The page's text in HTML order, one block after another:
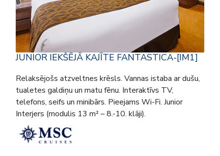
JUNIOR IEKŠĒJĀ KAJĪTE FANTASTICA-[IM1]
Relaksējošs atzveltnes krēsls. Vannas istaba ar dušu,
tualetes galdiņu un matu fēnu. Interaktīvs TV,
telefons, seifs un minibārs. Pieejams Wi-Fi. Junior
Interjers (modulis 13 m² – 8.-10. klāji).